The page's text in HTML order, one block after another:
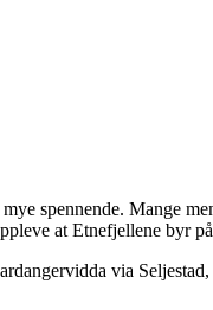
spennende. Mange
at Etnefjellene byr
via